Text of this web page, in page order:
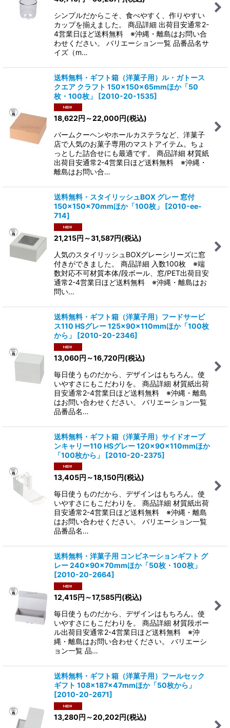
シンプルだからこそ、食べやすく、作りやすい
カップを揃えました。 商品詳細 出荷目安通常2-
4営業日ほど送料無料 ※沖縄・離島はお問い合
わせください。 バリエーション一覧 品番品名サ
イズ（m…
送料無料・ギフト箱（洋菓子用）ル・ガトース
クエア クラフト 150×150×65mmほか「50
枚・100枚」
[2010-20-1535]
18,622円 ～22,000円(税込)
バームクーヘンやホールカステラなど、洋菓子
店で人気のお菓子専用のマストアイテム。ちょ
っとした詰合せにも最適です。 商品詳細 材質紙
出荷目安通常2-4営業日ほど送料無料 ※沖縄・
離島はお問い合…
送料無料・スタイリッシュBOX グレー 窓付
150×150×70mmほか「100枚」
[2010-ee-
714]
21,215円 ～31,587円(税込)
人気のスタイリッシュBOXグレーシリーズに窓
付きができました。 商品詳細 入数100枚 ※端
数対応不可材質本体/段ボール、窓/PET出荷目安
通常2-4営業日ほど送料無料 ※沖縄・離島はお
問い…
送料無料・ギフト箱（洋菓子用）フードサービ
ス110 HSグレー 125×90×110mmほか「100枚
から」
[2010-20-2346]
13,060円 ～16,720円(税込)
毎日使うものだから、デザインはもちろん。使
いやすさにもこだわりを。 商品詳細 材質紙出荷
目安通常2-4営業日ほど送料無料 ※沖縄・離島
はお問い合わせください。 バリエーション一覧
品番品名…
送料無料・ギフト箱（洋菓子用）サイドオープ
ンキャリー110 HSグレー 120×90×110mmほか
「100枚から」
[2010-20-2375]
13,405円 ～18,150円(税込)
毎日使うものだから、デザインはもちろん。使
いやすさにもこだわりを。 商品詳細 材質紙出荷
目安通常2-4営業日ほど送料無料 ※沖縄・離島
はお問い合わせください。 バリエーション一覧
品番品名…
送料無料・洋菓子用 コンビネーションギフト グ
レー 240×90×70mmほか「50枚・100枚」
[2010-20-2664]
12,415円 ～17,585円(税込)
毎日使うものだから、デザインはもちろん。使
いやすさにもこだわりを。 商品詳細 材質段ポー
ル出荷目安通常2-4営業日ほど送料無料 ※沖
縄・離島はお問い合わせください。 バリエーシ
ョン一覧 品…
送料無料・ギフト箱（洋菓子用）フールセック
ギフト 108×187×47mmほか「50枚から」
[2010-20-2671]
13,280円 ～20,202円(税込)